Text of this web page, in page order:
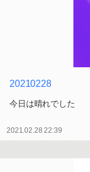
20210228
今日は晴れでした
2021.02.28 22:39